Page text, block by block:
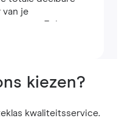
van je
van 7 dagen
kiezen?
kwaliteitsservice.